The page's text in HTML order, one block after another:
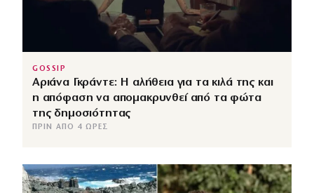
GOSSIP
Αριάνα Γκράντε: Η αλήθεια για τα κιλά της και
η απόφαση να απομακρυνθεί από τα φώτα
της δημοσιότητας
ΠΡΙΝ ΑΠΌ 4 ΏΡΕΣ